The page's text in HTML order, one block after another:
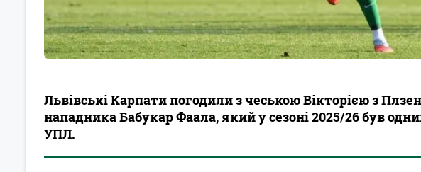
Львівські Карпати погодили з чеською Вікторією з
нападника Бабукар Фаала, який у сезоні 2025/26 був
УПЛ.